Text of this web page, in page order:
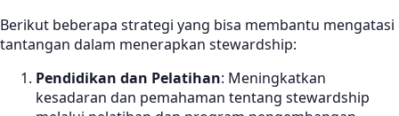
Berikut beberapa strategi yang bisa membantu mengatasi
tantangan dalam menerapkan stewardship:
Pendidikan dan Pelatihan: Meningkatkan
kesadaran dan pemahaman tentang stewardship